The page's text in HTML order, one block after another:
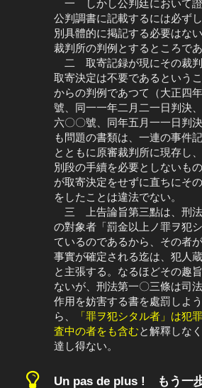
一 しかし公判廷において證
公判調書に記載するには必ず
別具體的に掲記する必要はな
裁判所の判例とするところであ
二 取寄記録が現にその裁判
取寄決定は不要であるという
からの判例であつて（大正四
號、同一一年二月二一日判決
六〇〇號、同年五月一一日判
も問題の書類は、一連の事件
とともに原審裁判所に現存し
別段の手續を必要としないも
が取寄決定をせずに直ちにそ
をしたことは違法でない。
三 上告論旨第三點は、刑法
の對象者「罰金以上ノ罪ヲ犯
ているのであるから、その者
事實が確定される迄は、犯人
と主張する。なるほどその趣
ないが、刑法第一〇三條は司
作用を妨害する書を處罰しよ
ら、
「罪ヲ犯シタル者」は犯
査中の者をも含むと解釋しな
達し得ない。
Un pas de plus ! もう一